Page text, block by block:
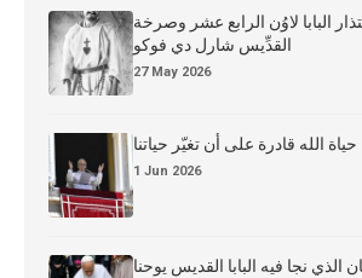
البابا لاوُن الرابع عشر وصرخة
القدِّيس شارل دي فوكو
27 May 2026
حياة الله قادرة على أن تغيّر حياتنا
1 Jun 2026
الذي نجا فيه البابا القديس يوحنا